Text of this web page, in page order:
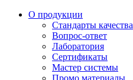
О продукции
Стандарты качества
Вопрос-ответ
Лаборатория
Сертификаты
Мастер системы
Промо материалы